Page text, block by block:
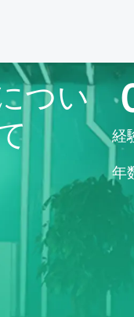
つい
経
年